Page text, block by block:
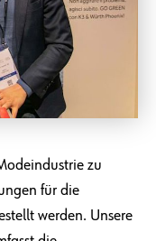
zu
für die
werden. Unsere